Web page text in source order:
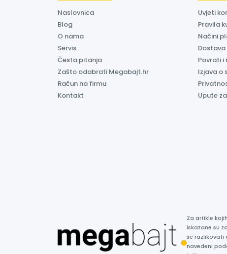
Naslovnica
Blog
O nama
Servis
Česta pitanja
Zašto odabrati Megabajt.hr
Račun na firmu
Kontakt
Uvjeti
Pravila
Načini
Dostava
Povrati i
Izjava o
Upute
Za artikle
iskazane su
se razlikovati
navedeni